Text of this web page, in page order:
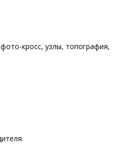
кросс, узлы, топография,